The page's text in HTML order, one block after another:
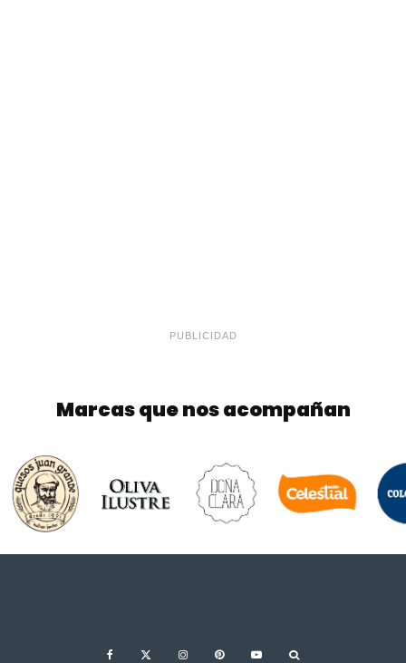
PUBLICIDAD
Marcas que nos acompañan